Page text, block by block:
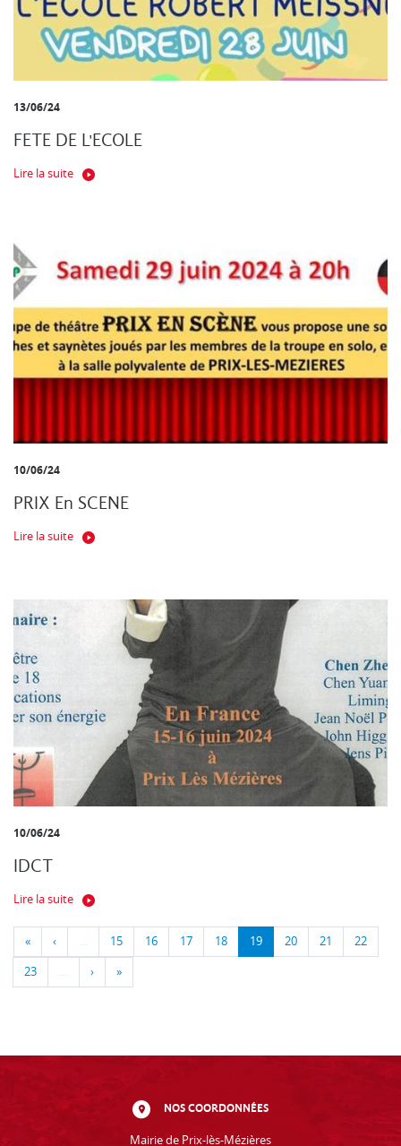
13/06/24
FETE DE L'ECOLE
Lire la suite
10/06/24
PRIX En SCENE
Lire la suite
10/06/24
IDCT
Lire la suite
« ‹ … 15 16 17 18 19 20 21 22
23 … › »
NOS COORDONNÉES
Mairie de Prix-lès-Mézières